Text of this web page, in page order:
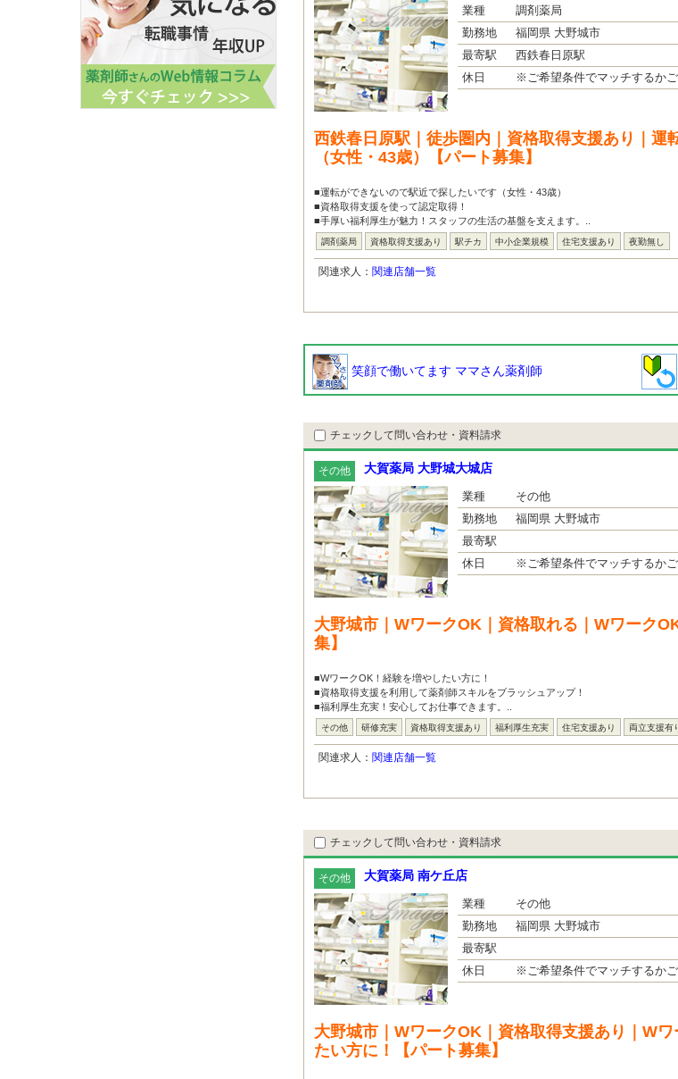
業種
調剤薬局
勤務地
福岡県 大野城市
最寄駅
西鉄春日原駅
休日
※ご希望条件でマッチするか
西鉄春日原駅｜徒歩圏内｜資格取得支援あり｜運
（女性・43歳）【パート募集】
■運転ができないので駅近で探したいです（女性・43歳）
■資格取得支援を使って認定取得！
■手厚い福利厚生が魅力！スタッフの生活の基盤を支えます。..
調剤薬局 資格取得支援あり 駅チカ 中小企業規模 住宅支援あり 夜勤無し
関連求人： 関連店舗一覧
笑顔で働いてます ママさん薬剤師
チェックして問い合わせ・資料請求
その他 大賀薬局 大野城大城店
業種
その他
勤務地
福岡県 大野城市
最寄駅
休日
※ご希望条件でマッチするか
大野城市｜WワークOK｜資格取れる｜Wワーク
集】
■WワークOK！経験を増やしたい方に！
■資格取得支援を利用して薬剤師スキルをブラッシュアップ！
■福利厚生充実！安心してお仕事できます。..
その他 研修充実 資格取得支援あり 福利厚生充実 住宅支援あり 両立支援有
関連求人： 関連店舗一覧
チェックして問い合わせ・資料請求
その他 大賀薬局 南ケ丘店
業種
その他
勤務地
福岡県 大野城市
最寄駅
休日
※ご希望条件でマッチするか
大野城市｜WワークOK｜資格取得支援あり｜W
たい方に！【パート募集】